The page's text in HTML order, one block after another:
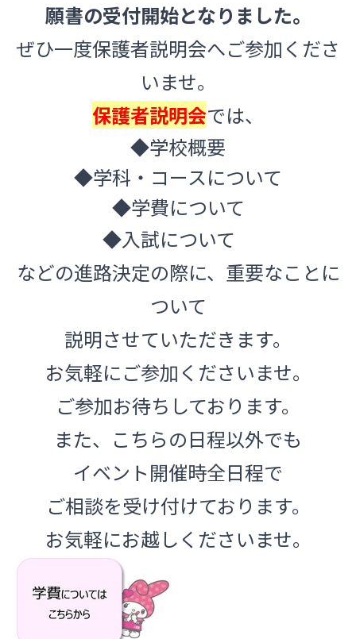
願書の受付開始となりました。
ぜひ一度保護者説明会へご参加くださ
いませ。
保護者説明会では、
◆学校概要
◆学科・コースについて
◆学費について
◆入試について
などの進路決定の際に、重要なことに
ついて
説明させていただきます。
お気軽にご参加くださいませ。
ご参加お待ちしております。
また、こちらの日程以外でも
イベント開催時全日程で
ご相談を受け付けております。
お気軽にお越しくださいませ。